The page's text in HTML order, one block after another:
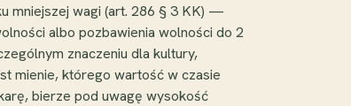
mniejszej wagi (art. 286 § 3 KK) —
albo pozbawienia wolności do 2
znaczeniu dla kultury,
mienie, którego wartość w czasie
bierze pod uwagę wysokość